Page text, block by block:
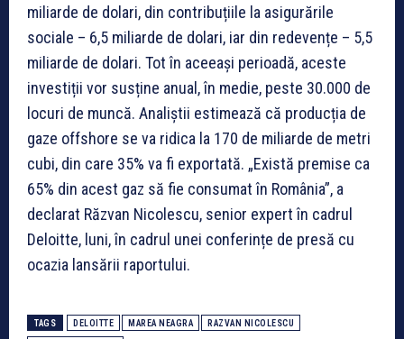
miliarde de dolari, din contribuțiile la asigurările
sociale – 6,5 miliarde de dolari, iar din redevențe – 5,5
miliarde de dolari. Tot în aceeași perioadă, aceste
investiții vor susține anual, în medie, peste 30.000 de
locuri de muncă. Analiștii estimează că producția de
gaze offshore se va ridica la 170 de miliarde de metri
cubi, din care 35% va fi exportată. „Există premise ca
65% din acest gaz să fie consumat în România”, a
declarat Răzvan Nicolescu, senior expert în cadrul
Deloitte, luni, în cadrul unei conferințe de presă cu
ocazia lansării raportului.
TAGS DELOITTE MAREA NEAGRA RAZVAN NICOLESCU